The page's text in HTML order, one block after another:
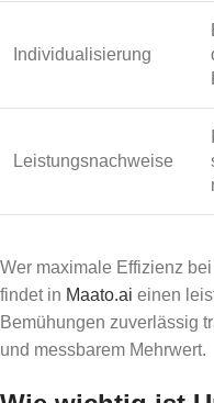
Individualisierung
Leistungsnachweise
Wer maximale Effizienz
findet in Maato.ai einen
Bemühungen zuverlässig
und messbarem Mehrwert.